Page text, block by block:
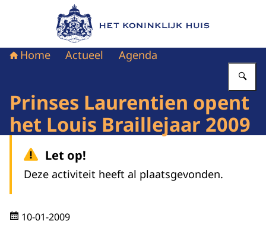
Naar de homepage van Het Koninklijk Huis
Home Actueel Agenda
Prinses Laurentien opent
het Louis Braillejaar 2009
Let op!
Deze activiteit heeft al plaatsgevonden.
10-01-2009